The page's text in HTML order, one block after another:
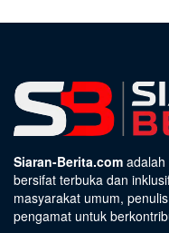
Siaran-Berita.com adalah
bersifat terbuka dan
masyarakat umum,
pengamat untuk